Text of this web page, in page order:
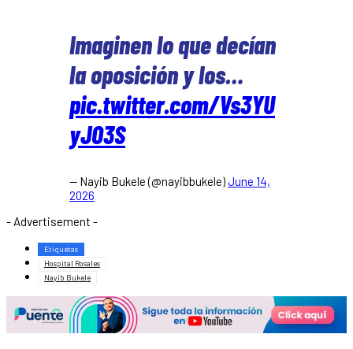
Imaginen lo que decían
la oposición y los…
pic.twitter.com/Vs3YU
yJO3S
— Nayib Bukele (@nayibbukele)June 14,
2026
- Advertisement -
Etiquetas
Hospital Rosales
Nayib Bukele